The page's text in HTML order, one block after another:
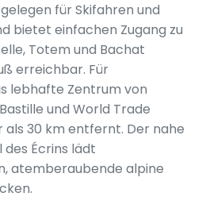
für Skifahren und
bietet einfachen Zugang zu
Totem und Bachat
erreichbar. Für
lebhafte Zentrum von
und World Trade
30 km entfernt. Der nahe
Écrins lädt
atemberaubende alpine